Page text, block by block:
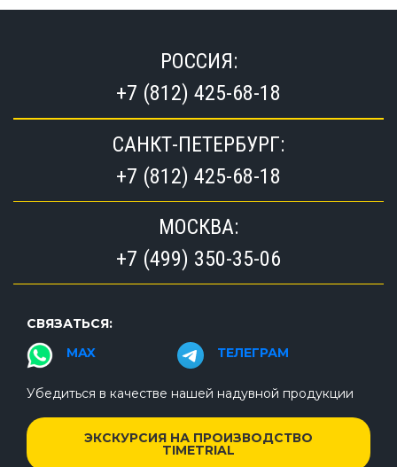
РОССИЯ:
+7 (812) 425-68-18
САНКТ-ПЕТЕРБУРГ:
+7 (812) 425-68-18
МОСКВА:
+7 (499) 350-35-06
СВЯЗАТЬСЯ:
MAX
ТЕЛЕГРАМ
Убедиться в качестве нашей надувной продукции
ЭКСКУРСИЯ НА ПРОИЗВОДСТВО
TIMETRIAL